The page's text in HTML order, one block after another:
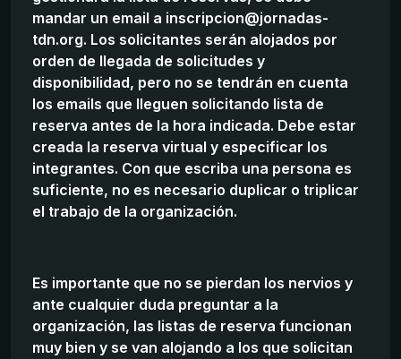
mandar un email a inscripcion@jornadas-
tdn.org. Los solicitantes serán alojados por
orden de llegada de solicitudes y
disponibilidad, pero no se tendrán en cuenta
los emails que lleguen solicitando lista de
reserva antes de la hora indicada. Debe estar
creada la reserva virtual y especificar los
integrantes. Con que escriba una persona es
suficiente, no es necesario duplicar o triplicar
el trabajo de la organización.
Es importante que no se pierdan los nervios y
ante cualquier duda preguntar a la
organización, las listas de reserva funcionan
muy bien y se van alojando a los que solicitan